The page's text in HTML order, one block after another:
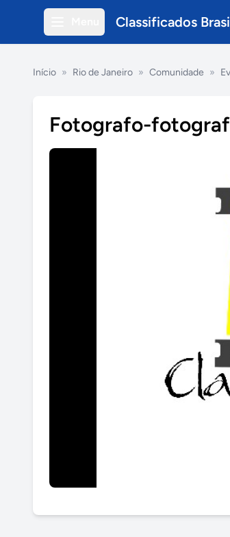
Classificados
Início » Rio de Janeiro » Comunidade »
Fotografo-